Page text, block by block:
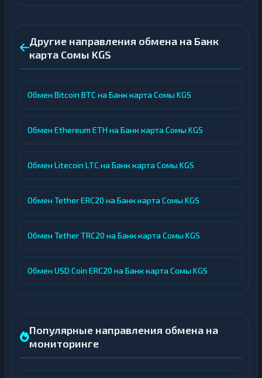
Другие направления обмена на Банк
карта Сомы KGS
Обмен Bitcoin BTC на Банк карта Сомы KGS
Обмен Ethereum ETH на Банк карта Сомы KGS
Обмен Litecoin LTC на Банк карта Сомы KGS
Обмен Tether ERC20 на Банк карта Сомы KGS
Обмен Tether TRC20 на Банк карта Сомы KGS
Обмен USD Coin ERC20 на Банк карта Сомы KGS
Популярные направления обмена на
мониторинге